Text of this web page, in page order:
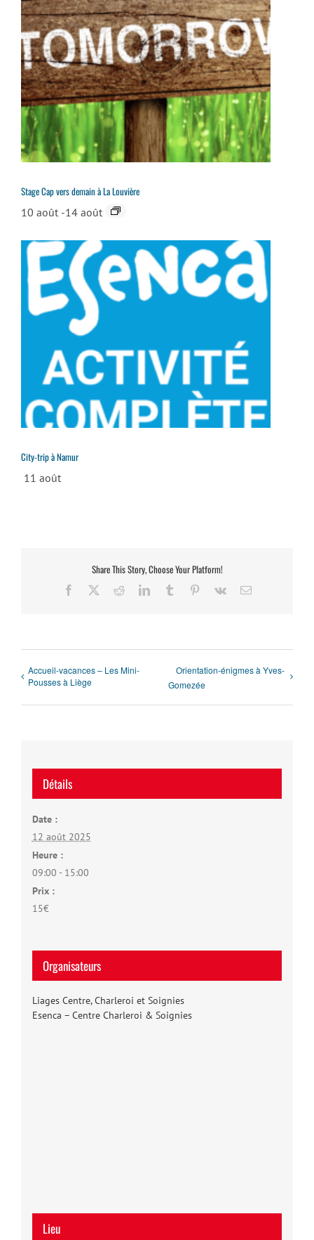
Stage Cap vers demain à La Louvière
10 août -14 août
City-trip à Namur
11 août
Share This Story, Choose Your Platform!
Facebook RedditLinkedInTumblr Pinterest
Vk Email
Accueil-vacances – Les Mini-
Pousses à Liège
Orientation-énigmes à Yves-
Gomezée
Détails
Date :
12 août 2025
Heure :
09:00 - 15:00
Prix :
15€
Organisateurs
Liages Centre, Charleroi et Soignies
Esenca – Centre Charleroi & Soignies
Lieu